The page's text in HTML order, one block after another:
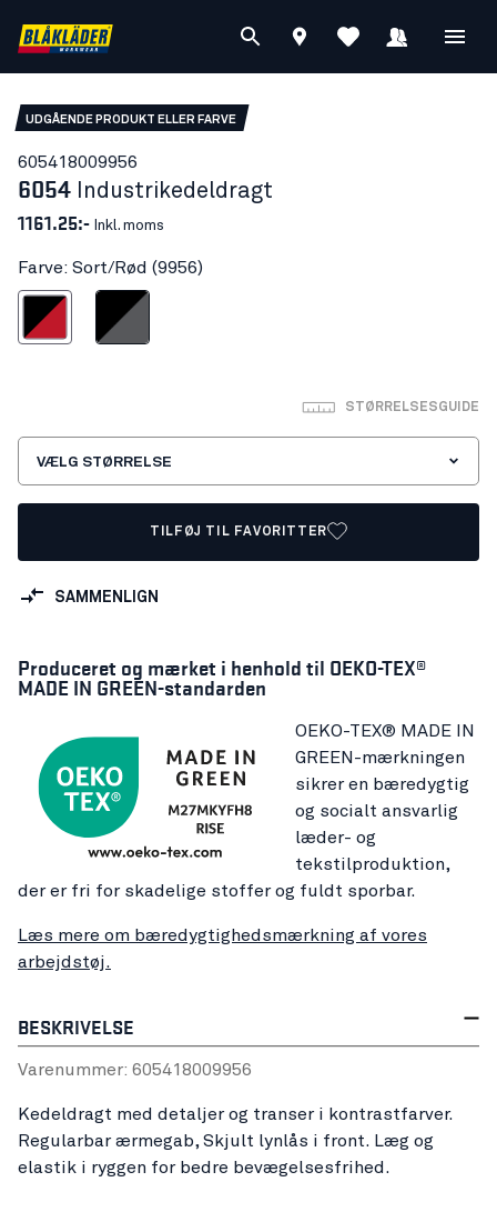
UDGÅENDE PRODUKT ELLER FARVE
605418009956
6054 Industrikedeldragt
1161.25:- Inkl. moms
Farve: Sort/Rød (9956)
Sort/Rød Sort/Grå
STØRRELSESGUIDE
VÆLG STØRRELSE
TILFØJ TIL FAVORITTER
SAMMENLIGN
Produceret og mærket i henhold til OEKO-TEX®
MADE IN GREEN-standarden
OEKO-TEX® MADE IN
GREEN-mærkningen
sikrer en bæredygtig
og socialt ansvarlig
læder- og
tekstilproduktion,
der er fri for skadelige stoffer og fuldt sporbar.
Læs mere om bæredygtighedsmærkning af vores
arbejdstøj.
BESKRIVELSE
Varenummer: 605418009956
Kedeldragt med detaljer og transer i kontrastfarver.
Regularbar ærmegab, Skjult lynlås i front. Læg og
elastik i ryggen for bedre bevægelsesfrihed.